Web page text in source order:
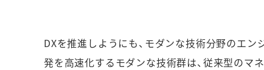
DXを推進しようにも、モダンな技術分野のエ
発を高速化するモダンな技術群は、従来型のマ